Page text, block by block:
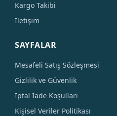
Kargo Takibi
İletişim
SAYFALAR
Mesafeli Satış Sözleşmesi
Gizlilik ve Güvenlik
İptal İade Koşulları
Kişisel Veriler Politikası